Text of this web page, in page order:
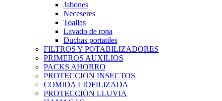
Jabones
Neceseres
Toallas
Lavado de ropa
Duchas portatiles
FILTROS Y POTABILIZADORES
PRIMEROS AUXILIOS
PACKS AHORRO
PROTECCION INSECTOS
COMIDA LIOFILIZADA
PROTECCIÓN LLUVIA